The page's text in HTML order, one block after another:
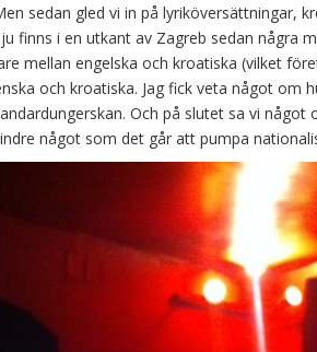
sedan gled vi in på lyriköversättningar,
finns i en utkant av Zagreb sedan några
mellan engelska och kroatiska (vilket
och kroatiska. Jag fick veta något om
Och på slutet sa vi något
något som det går att pumpa